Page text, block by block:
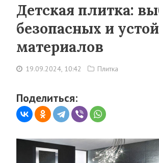
Детская плитка:
безопасных и
материалов
19.09.2024, 10:42 Плитка
Поделиться: